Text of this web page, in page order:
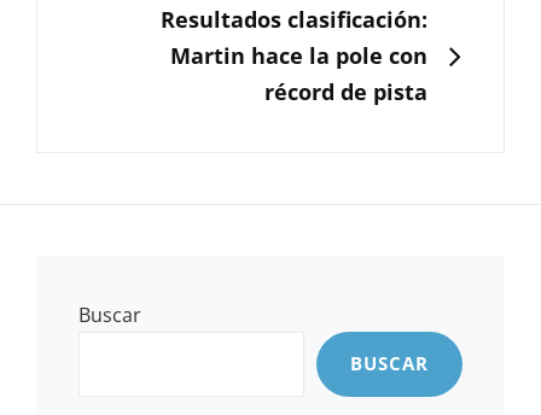
SIGUIENTEResultados clasificación:
Martin hace la pole con
récord de pista
Buscar
BUSCAR